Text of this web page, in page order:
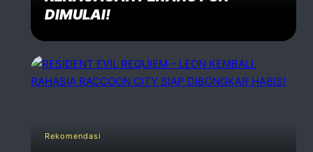
DIMULAI!
Rekomendasi